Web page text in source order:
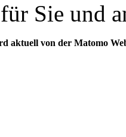
Sie und
aktuell von der Matomo